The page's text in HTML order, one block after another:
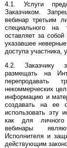
4.1. Услуги
Заказчиком.
вебинар третьим
специального на
оставляет за
указавшее
доступа участника,
4.2. Заказчику
размещать на
некоммерческих
информацию и
создавать на ее
использовать эту
как для личного
вебинары
Исполнителя и
действующим